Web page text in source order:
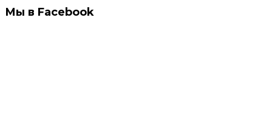
Мы в Facebook